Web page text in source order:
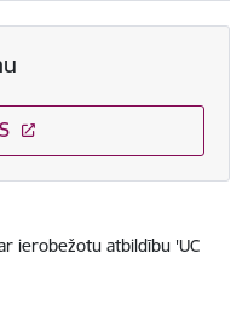
ierobežotu atbildību 'UC